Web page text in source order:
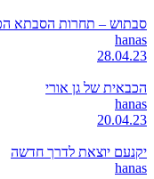
סבתוש – תחרות הסבתא הכי
hanas
28.04.23
הכבאית של גן אורי
hanas
20.04.23
יקנעם יוצאת לדרך חדשה
hanas